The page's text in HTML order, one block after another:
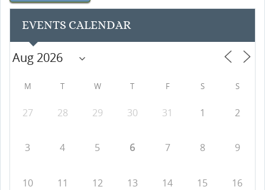
EVENTS CALENDAR
M T W T F S S
27 28 29 30 31 1 2
3 4 5 6 7 8 9
10 11 12 13 14 15 16